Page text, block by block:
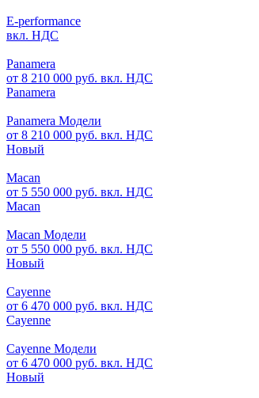
E-performance
вкл. НДС
Panamera
от 8 210 000 руб. вкл. НДС
Panamera
Panamera Модели
от 8 210 000 руб. вкл. НДС
Новый
Macan
от 5 550 000 руб. вкл. НДС
Macan
Macan Модели
от 5 550 000 руб. вкл. НДС
Новый
Cayenne
от 6 470 000 руб. вкл. НДС
Cayenne
Cayenne Модели
от 6 470 000 руб. вкл. НДС
Новый